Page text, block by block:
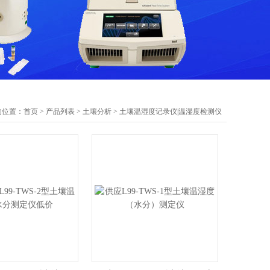
置： 首页 > 产品列表 > 土壤分析 > 土壤温湿度记录仪|温湿度检测仪